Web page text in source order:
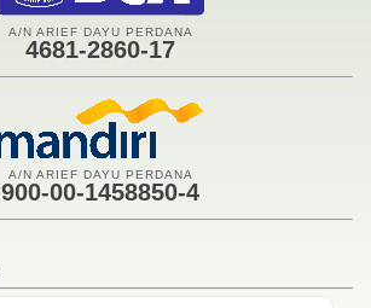
A/N ARIEF DAYU PERDANA
4681-2860-17
A/N ARIEF DAYU PERDANA
900-00-1458850-4